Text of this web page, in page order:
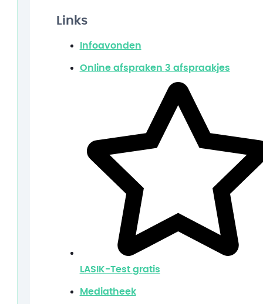
Links
Infoavonden
Online afspraken 3 afspraakjes
LASIK-Test gratis
Mediatheek